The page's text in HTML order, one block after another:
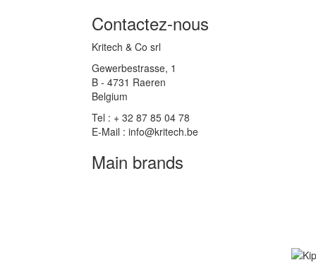
Contactez-nous
Kritech & Co srl
Gewerbestrasse, 1
B - 4731 Raeren
Belgium
Tel : + 32 87 85 04 78
E-Mail : info@kritech.be
Main brands